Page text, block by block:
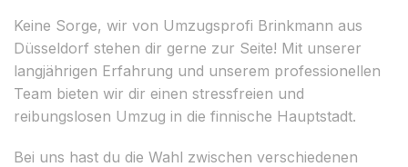
Keine Sorge, wir von Umzugsprofi Brinkmann aus
Düsseldorf stehen dir gerne zur Seite! Mit unserer
langjährigen Erfahrung und unserem professionellen
Team bieten wir dir einen stressfreien und
reibungslosen Umzug in die finnische Hauptstadt.
Bei uns hast du die Wahl zwischen verschiedenen